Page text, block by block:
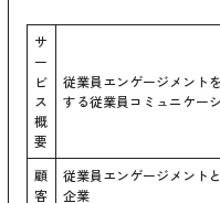
サ
ー
ビ
ス
概
要
従業員エンゲージメント
する従業員コミュニケー
顧
客
従業員エンゲージメント
企業